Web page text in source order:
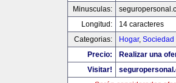
Minusculas:
Longitud:
14 caracteres
Categorias:
Hogar, Sociedad
Precio:
Realizar una
Visitar!